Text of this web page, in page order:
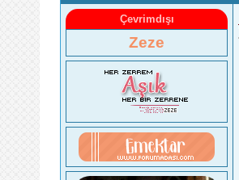
Çevrimdışı
Zeze